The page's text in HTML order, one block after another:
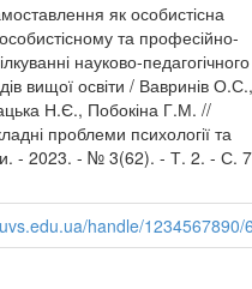
як особистісна
та професійно-
науково-педагогічного
вищої освіти / Вавринів О.С.,
Н.Є., Побокіна Г.М. //
проблеми психології та
- 2023. - № 3(62). - Т. 2. - С.
handle/1234567890/